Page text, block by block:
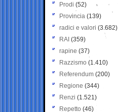
Prodi (52)
Provincia (139)
radici e valori (3.682)
RAI (359)
rapine (37)
Razzismo (1.410)
Referendum (200)
Regione (344)
Renzi (1.521)
Repetto (46)